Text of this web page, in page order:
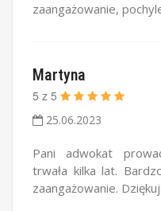
zaangażowanie,
Martyna
5 z 5
25.06.2023
Pani adwokat
trwała kilka lat.
zaangażowanie.